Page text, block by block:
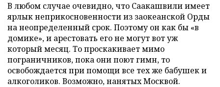
В любом случае очевидно, что Саакашвили имеет
ярлык неприкосновенности из заокеанской Орды
на неопределенный срок. Поэтому он как бы «в
домике», и арестовать его не могут вот уж
который месяц. То проскакивает мимо
пограничников, пока они поют гимн, то
освобождается при помощи все тех же бабушек и
алкоголиков. Возможно, нанятых Москвой.